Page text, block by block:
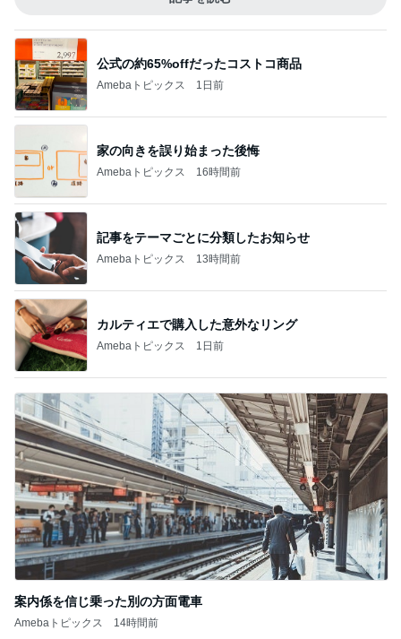
公式の約65%offだったコストコ商品
Amebaトピックス 1日前
家の向きを誤り始まった後悔
Amebaトピックス 16時間前
記事をテーマごとに分類したお知らせ
Amebaトピックス 13時間前
カルティエで購入した意外なリング
Amebaトピックス 1日前
案内係を信じ乗った別の方面電車
Amebaトピックス 14時間前